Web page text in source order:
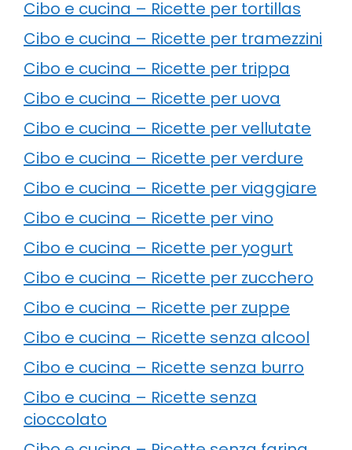
Cibo e cucina – Ricette per tortillas
Cibo e cucina – Ricette per tramezzini
Cibo e cucina – Ricette per trippa
Cibo e cucina – Ricette per uova
Cibo e cucina – Ricette per vellutate
Cibo e cucina – Ricette per verdure
Cibo e cucina – Ricette per viaggiare
Cibo e cucina – Ricette per vino
Cibo e cucina – Ricette per yogurt
Cibo e cucina – Ricette per zucchero
Cibo e cucina – Ricette per zuppe
Cibo e cucina – Ricette senza alcool
Cibo e cucina – Ricette senza burro
Cibo e cucina – Ricette senza
cioccolato